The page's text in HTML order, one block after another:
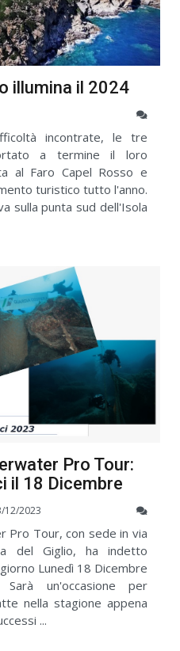
illumina il 2024
incontrate, le tre
a termine il loro
al Faro Capel Rosso e
turistico tutto l'anno.
sulla punta sud dell'Isola
Pro Tour:
il 18 Dicembre
12/2023
Pro Tour, con sede in via
del Giglio, ha indetto
Lunedì 18 Dicembre
un'occasione per
nella stagione appena
...